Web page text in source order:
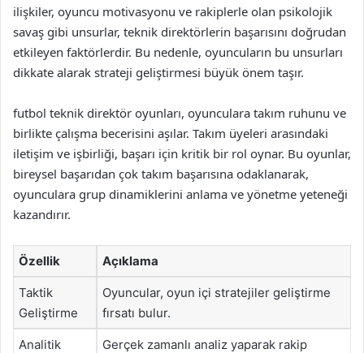
ilişkiler, oyuncu motivasyonu ve rakiplerle olan psikolojik
savaş gibi unsurlar, teknik direktörlerin başarısını doğrudan
etkileyen faktörlerdir. Bu nedenle, oyuncuların bu unsurları
dikkate alarak strateji geliştirmesi büyük önem taşır.
futbol teknik direktör oyunları, oyunculara takım ruhunu ve
birlikte çalışma becerisini aşılar. Takım üyeleri arasındaki
iletişim ve işbirliği, başarı için kritik bir rol oynar. Bu oyunlar,
bireysel başarıdan çok takım başarısına odaklanarak,
oyunculara grup dinamiklerini anlama ve yönetme yeteneği
kazandırır.
Özellik Açıklama
Taktik
Geliştirme
Oyuncular, oyun içi stratejiler geliştirme
fırsatı bulur.
Analitik
Gerçek zamanlı analiz yaparak rakip